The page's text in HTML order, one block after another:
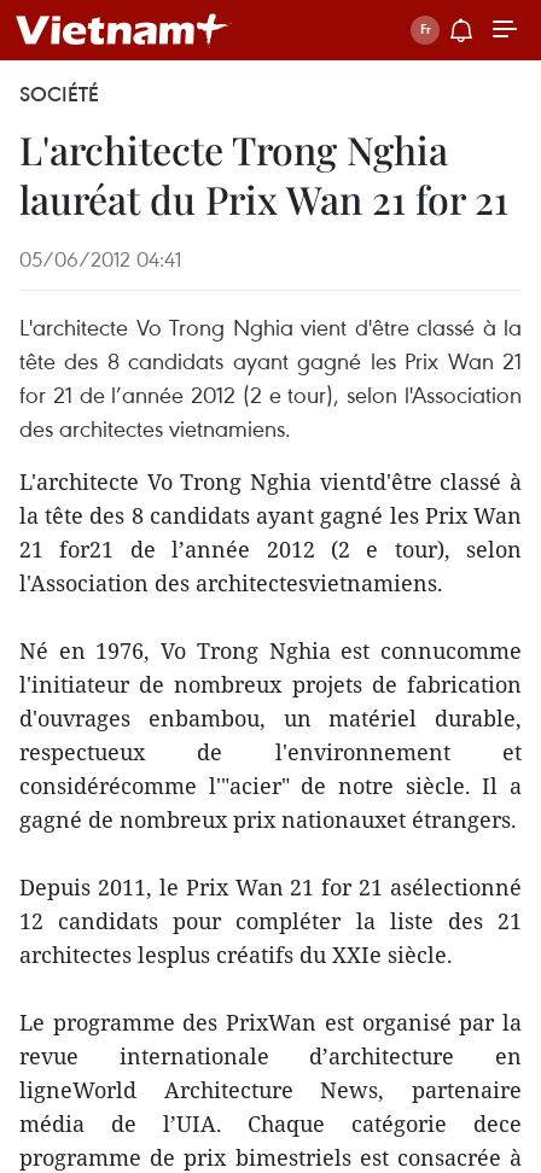
SOCIÉTÉ
L'architecte Trong Nghia
lauréat du Prix Wan 21 for 21
05/06/2012 04:41
L'architecte Vo Trong Nghia vient d'être classé à la
tête des 8 candidats ayant gagné les Prix Wan 21
for 21 de l’année 2012 (2 e tour), selon l'Association
des architectes vietnamiens.
L'architecte Vo Trong Nghia vientd'être classé à
la tête des 8 candidats ayant gagné les Prix Wan
21 for21 de l’année 2012 (2 e tour), selon
l'Association des architectesvietnamiens.
Né en 1976, Vo Trong Nghia est connucomme
l'initiateur de nombreux projets de fabrication
d'ouvrages enbambou, un matériel durable,
respectueux de l'environnement et
considérécomme l'"acier" de notre siècle. Il a
gagné de nombreux prix nationauxet étrangers.
Depuis 2011, le Prix Wan 21 for 21 asélectionné
12 candidats pour compléter la liste des 21
architectes lesplus créatifs du XXIe siècle.
Le programme des PrixWan est organisé par la
revue internationale d’architecture en
ligneWorld Architecture News, partenaire
média de l’UIA. Chaque catégorie dece
programme de prix bimestriels est consacrée à